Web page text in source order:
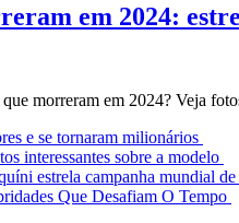
em 2024:
morreram em 2024? Veja
e se tornaram milionários
interessantes sobre a modelo
estrela campanha mundial
Que Desafiam O Tempo